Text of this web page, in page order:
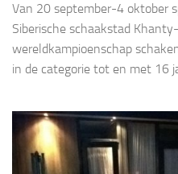
Van 20 september-4 oktober
Siberische schaakstad
wereldkampioenschap
in de categorie tot en met 16